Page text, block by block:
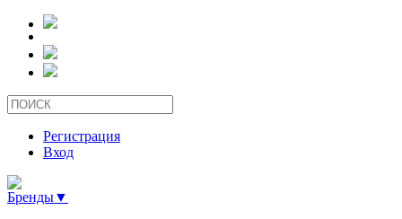
Регистрация
Вход
Бренды▼